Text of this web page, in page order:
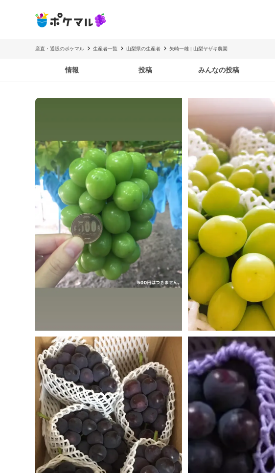
産直・通販のポケマル 生産者一覧 山梨県の生産者 矢崎一雄 | 山梨ヤザキ農園
情報 投稿 みんなの投稿